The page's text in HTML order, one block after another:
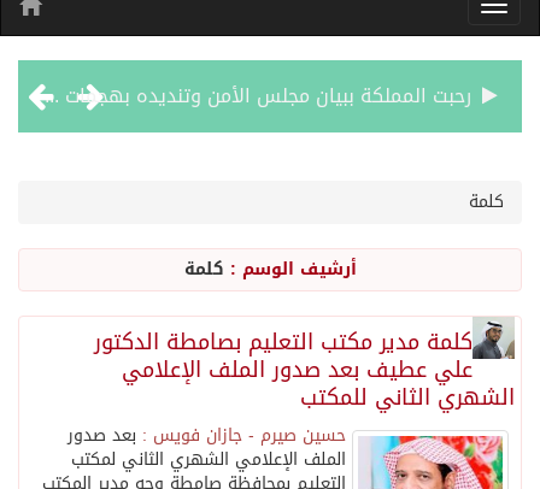
رحبت المملكة ببيان مجلس الأمن وتنديده بهجمات ميليشيا الحوثي الإرهابية
حالة الطقس المتوقعة اليوم في المملكة
أجواء من الحب والتراث تزين ليلة عرس آل صيرم
كلمة
أرشيف الوسم : كلمة
كلمة مدير مكتب التعليم بصامطة الدكتور
علي عطيف بعد صدور الملف الإعلامي
الشهري الثاني للمكتب
حسين صيرم - جازان فويس : بعد صدور
الملف الإعلامي الشهري الثاني لمكتب